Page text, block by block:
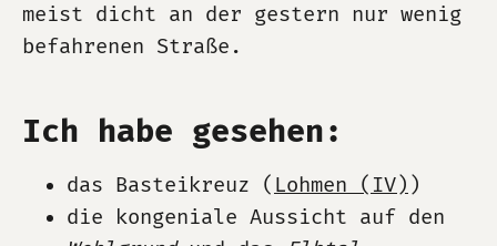
meist dicht an der gestern nur wenig
befahrenen Straße.
Ich habe gesehen:
das Basteikreuz ( Lohmen (IV) )
die kongeniale Aussicht auf den